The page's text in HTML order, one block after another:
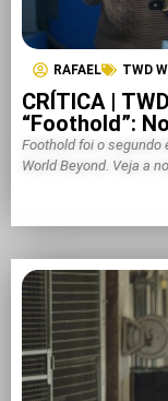
RAFAEL TWD
CRÍTICA |
“Foothold”:
Foothold foi o segundo
World Beyond. Veja a